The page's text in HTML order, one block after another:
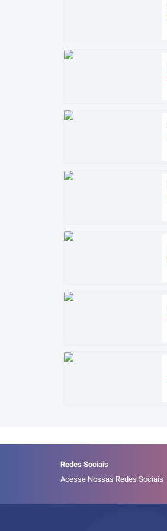
Redes Sociais
Acesse Nossas Redes Sociais